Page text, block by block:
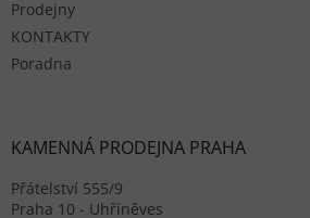
Prodejny
KONTAKTY
Poradna
KAMENNÁ PRODEJNA PRAHA
Přátelství 555/9
Praha 10 - Uhříněves